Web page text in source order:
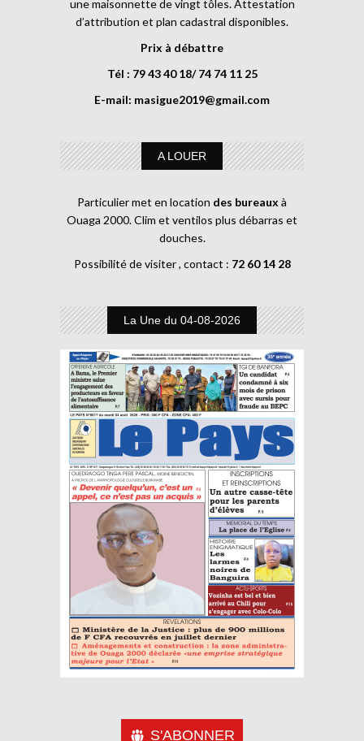
une maisonnette de vingt tôles. Attestation
d’attribution et plan cadastral disponibles.
Prix à débattre
Tél : 79 43 40 18/ 74 74 11 25
E-mail: masigue2019@gmail.com
A LOUER
Particulier met en location des bureaux à
Ouaga 2000. Clim et ventilos plus débarras et
douches.
Possibilité de visiter , contact : 72 60 14 28
La Une du 04-08-2026
S'ABONNER